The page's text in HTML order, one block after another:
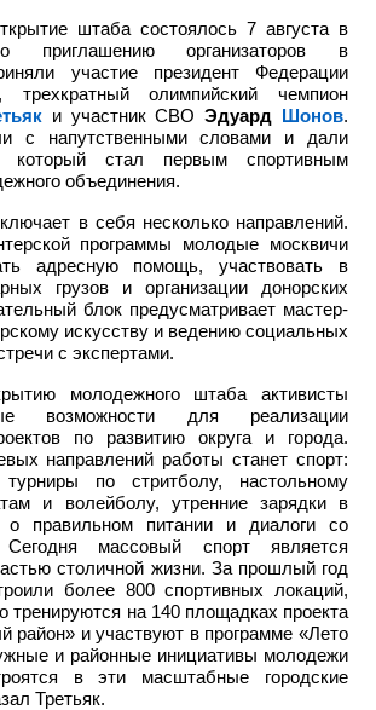
штаба состоялось 7 августа в
приглашению организаторов в
участие
президент Федерации
трехкратный олимпийский чемпион
и участник СВО Эдуард Шонов.
с напутственными словами и дали
который стал первым спортивным
объединения.
в себя несколько направлений.
программы молодые москвичи
адресную помощь, участвовать в
грузов и организации донорских
блок предусматривает мастер-
искусству и ведению социальных
с экспертами.
молодежного штаба активисты
возможности для реализации
по развитию округа и города.
направлений работы станет спорт:
турниры по стритболу, настольному
и волейболу, утренние зарядки в
о правильном питании и диалоги со
Сегодня массовый спорт является
столичной жизни. За прошлый год
более 800 спортивных локаций,
тренируются на 140 площадках проекта
район» и участвуют в программе «Лето
и районные инициативы молодежи
в эти масштабные городские
Третьяк.